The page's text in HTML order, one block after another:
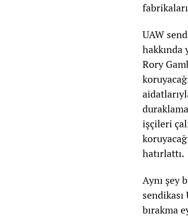
UAW
hakkında
Rory
işçileri
hatırlattı.
Aynı şey
bırakma